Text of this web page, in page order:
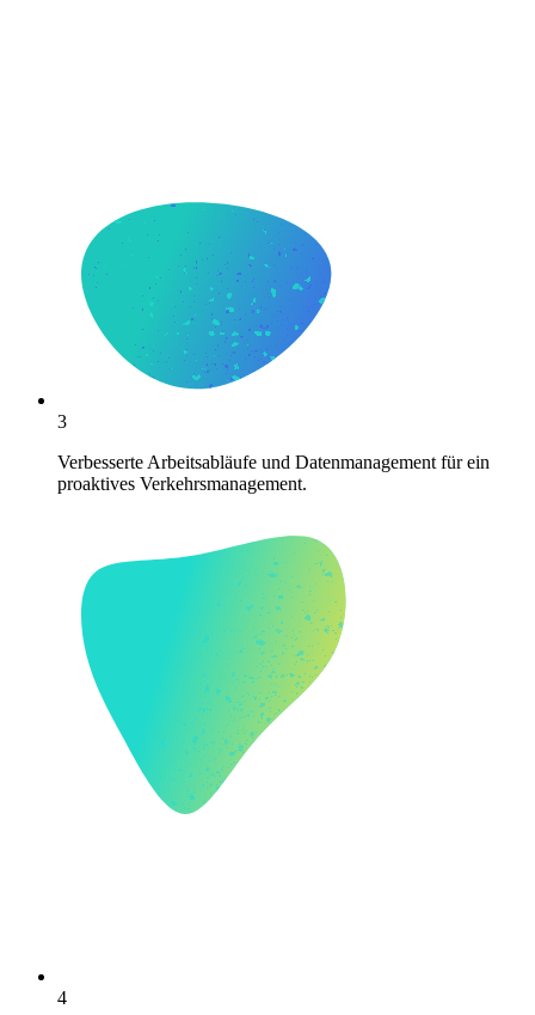
3
Verbesserte Arbeitsabläufe und Datenmanagement für ein
proaktives Verkehrsmanagement.
4